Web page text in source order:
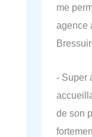
me
agence
- Super
de son